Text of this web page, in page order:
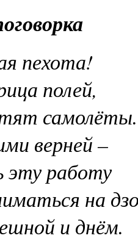
пехота!
полей,
самолёты.
верней –
работу
на
и днём.